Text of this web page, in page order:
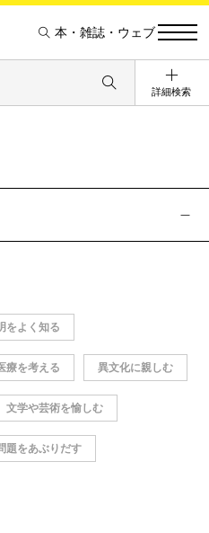
本・雑誌・ウェブ
詳細検索
をよく知る
療を考える 異文化に親しむ
文学や芸術を愉しむ
題をあぶりだす